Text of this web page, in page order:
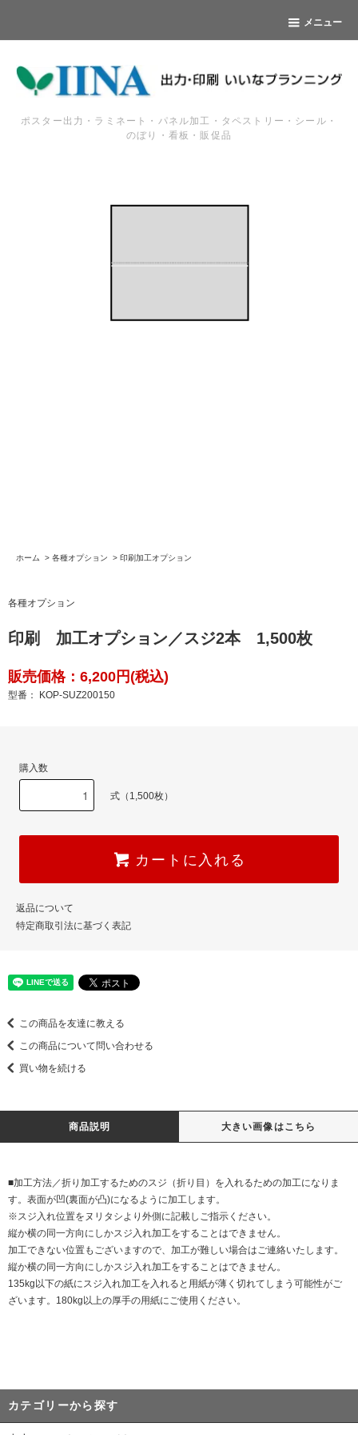
メニュー
ポスター出力・ラミネート・パネル加工・タペストリー・シール・
のぼり・看板・販促品
ホーム > 各種オプション > 印刷加工オプション
各種オプション
印刷 加工オプション／スジ2本 1,500枚
販売価格：6,200円(税込)
型番： KOP-SUZ200150
購入数
式（1,500枚）
カートに入れる
返品について
特定商取引法に基づく表記
この商品を友達に教える
この商品について問い合わせる
買い物を続ける
商品説明 大きい画像はこちら
■加工方法／折り加工するためのスジ（折り目）を入れるための加工になりま
す。表面が凹(裏面が凸)になるように加工します。
※スジ入れ位置をヌリタシより外側に記載しご指示ください。
縦か横の同一方向にしかスジ入れ加工をすることはできません。
加工できない位置もございますので、加工が難しい場合はご連絡いたします。
縦か横の同一方向にしかスジ入れ加工をすることはできません。
135kg以下の紙にスジ入れ加工を入れると用紙が薄く切れてしまう可能性がご
ざいます。180kg以上の厚手の用紙にご使用ください。
カテゴリーから探す